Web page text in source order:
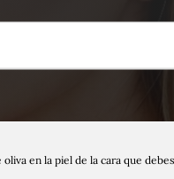
en la piel de la cara que